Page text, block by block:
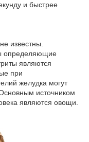
и быстрее
известны.
определяющие
являются
при
желудка могут
источником
являются овощи.